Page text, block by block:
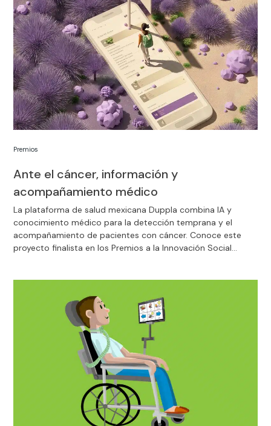
Ante el cáncer, información y
acompañamiento médico
Premios
La plataforma de salud mexicana Duppla combina IA y
conocimiento médico para la detección temprana y el
acompañamiento de pacientes con cáncer. Conoce este
proyecto finalista en los Premios a la Innovación Social